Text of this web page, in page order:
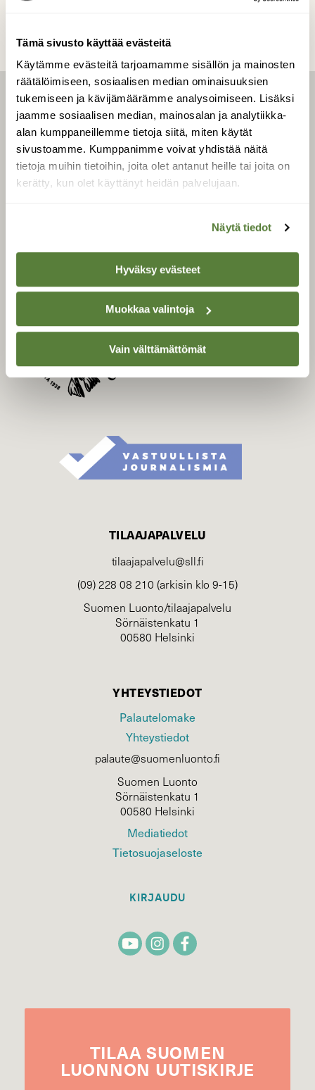
Tämä sivusto käyttää evästeitä
Käytämme evästeitä tarjoamamme sisällön ja mainosten
räätälöimiseen, sosiaalisen median ominaisuuksien
tukemiseen ja kävijämäärämme analysoimiseen. Lisäksi
jaamme sosiaalisen median, mainosalan ja analytiikka-
alan kumppaneillemme tietoja siitä, miten käytät
sivustoamme. Kumppanimme voivat yhdistää näitä
tietoja muihin tietoihin, joita olet antanut heille tai joita on
kerätty, kun olet käyttänyt heidän palvelujaan.
Näytä tiedot
Hyväksy evästeet
Muokkaa valintoja
Vain välttämättömät
LEHTI
Uusin lehti
Tilaa Suomen Luonto
Tilaa digilukuoikeus
SUOJELU­LIITTO
Suomen Luonto -lehden
kustantaja onSuomen
luonnonsuojelu­liitto
TILAAJAPALVELU
tilaajapalvelu@sll.fi
(09) 228 08 210 (arkisin klo 9-15)
Suomen Luonto/tilaajapalvelu
Sörnäistenkatu 1
00580 Helsinki
YHTEYSTIEDOT
Palautelomake
Yhteystiedot
palaute@suomenluonto.fi
Suomen Luonto
Sörnäistenkatu 1
00580 Helsinki
Mediatiedot
Tietosuojaseloste
KIRJAUDU
TILAA SUOMEN
LUONNON UUTIS­KIRJE